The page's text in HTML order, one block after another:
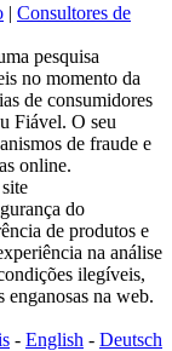
| Consultores de
pesquisa
no momento da
de consumidores
Fiável. O seu
de fraude e
online.
do
de produtos e
na análise
ilegíveis,
enganosas na web.
- English - Deutsch